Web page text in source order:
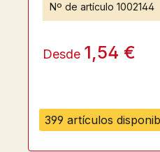
399 artículos
Nº de artículo 1002144
Desde 1,54 €